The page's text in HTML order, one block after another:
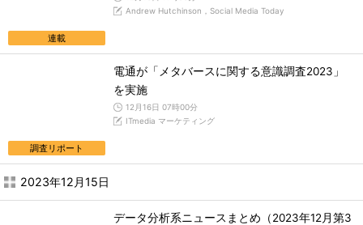
連載
Andrew Hutchinson，Social Media Today
調査リポート
電通が「メタバースに関する意識調査2023」
を実施
12月16日 07時00分
ITmedia マーケティング
2023年12月15日
データ分析系ニュースまとめ（2023年12月第3